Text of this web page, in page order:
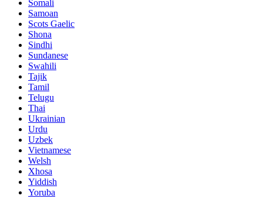
Somali
Samoan
Scots Gaelic
Shona
Sindhi
Sundanese
Swahili
Tajik
Tamil
Telugu
Thai
Ukrainian
Urdu
Uzbek
Vietnamese
Welsh
Xhosa
Yiddish
Yoruba